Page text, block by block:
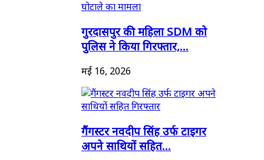
गुरदासपुर की महिला SDM को
पुलिस ने किया गिरफ्तार,...
मई 16, 2026
गैंगस्टर नवदीप सिंह उर्फ टाइगर
अपने साथियों सहित...